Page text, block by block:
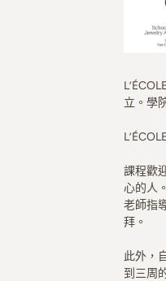
立。學
課程歡
心的人
老師指
拜。
此外，
到三周